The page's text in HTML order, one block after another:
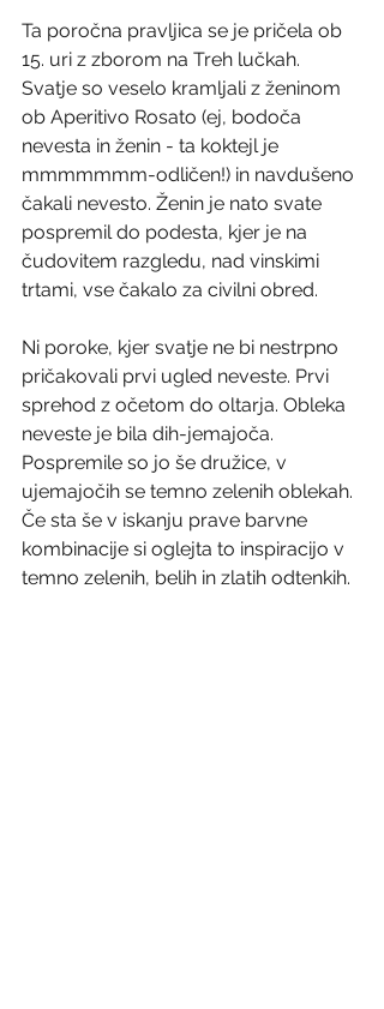
Ta poročna pravljica se je pričela ob
15. uri z zborom na Treh lučkah.
Svatje so veselo kramljali z ženinom
ob Aperitivo Rosato (ej, bodoča
nevesta in ženin - ta koktejl je
mmmmmmm-odličen!) in navdušeno
čakali nevesto. Ženin je nato svate
pospremil do podesta, kjer je na
čudovitem razgledu, nad vinskimi
trtami, vse čakalo za civilni obred.
Ni poroke, kjer svatje ne bi nestrpno
pričakovali prvi ugled neveste. Prvi
sprehod z očetom do oltarja. Obleka
neveste je bila dih-jemajoča.
Pospremile so jo še družice, v
ujemajočih se temno zelenih oblekah.
Če sta še v iskanju prave barvne
kombinacije si oglejta to inspiracijo v
temno zelenih, belih in zlatih odtenkih.